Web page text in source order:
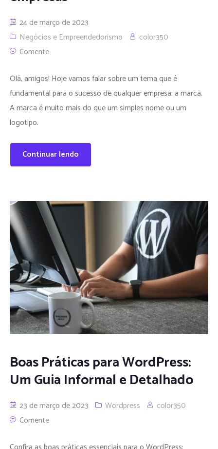
24 de março de 2023
Negócios e Empreendedorismo
color350
Comente
Olá, amigos! Hoje vamos falar sobre um tema que é
fundamental para o sucesso de qualquer empresa: a marca.
A marca é muito mais do que um simples nome ou um
logotipo.
Continuar lendo
Boas Práticas para WordPress:
Um Guia Informal e Detalhado
23 de março de 2023 Wordpress
color350
Comente